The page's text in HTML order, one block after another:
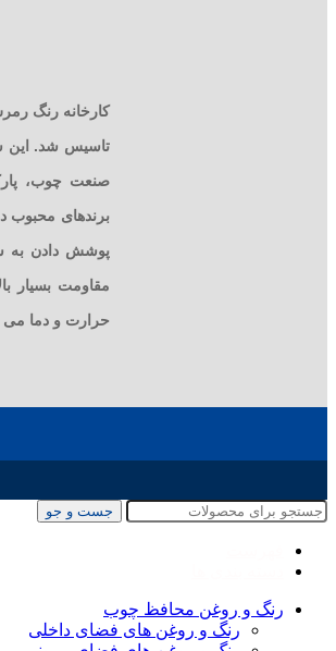
تاسیس شد. این
صنعت چوب،
برندهای
پوشش دادن به
مقاومت بسیار
حرارت و دما می
جست و جو
رنگ و روغن محافظ چوب
رنگ و روغن های فضای داخلی